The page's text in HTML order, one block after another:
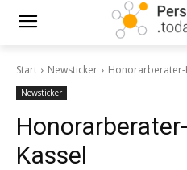
Start Newsticker Honorarberater-
Newsticker
Kassel